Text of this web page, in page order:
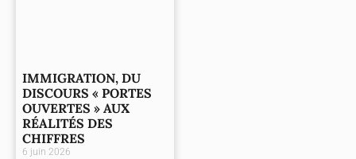
IMMIGRATION, DU
DISCOURS « PORTES
OUVERTES » AUX
RÉALITÉS DES
CHIFFRES
6 juin 2026